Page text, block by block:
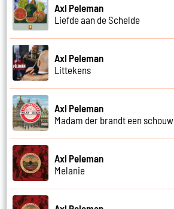
Axl Peleman
Liefde aan de Schelde
Axl Peleman
Littekens
Axl Peleman
Madam der brandt een schouw
Axl Peleman
Melanie